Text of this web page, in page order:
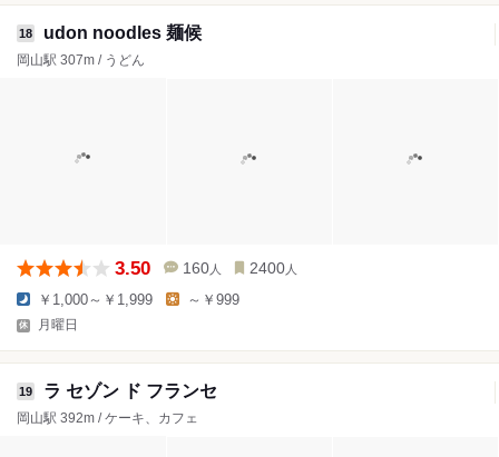
18 udon noodles 麺候
岡山駅 307m / うどん
3.50 160 人 2400 人
￥1,000～￥1,999 ～￥999
月曜日
19 ラ セゾン ド フランセ
岡山駅 392m / ケーキ、カフェ